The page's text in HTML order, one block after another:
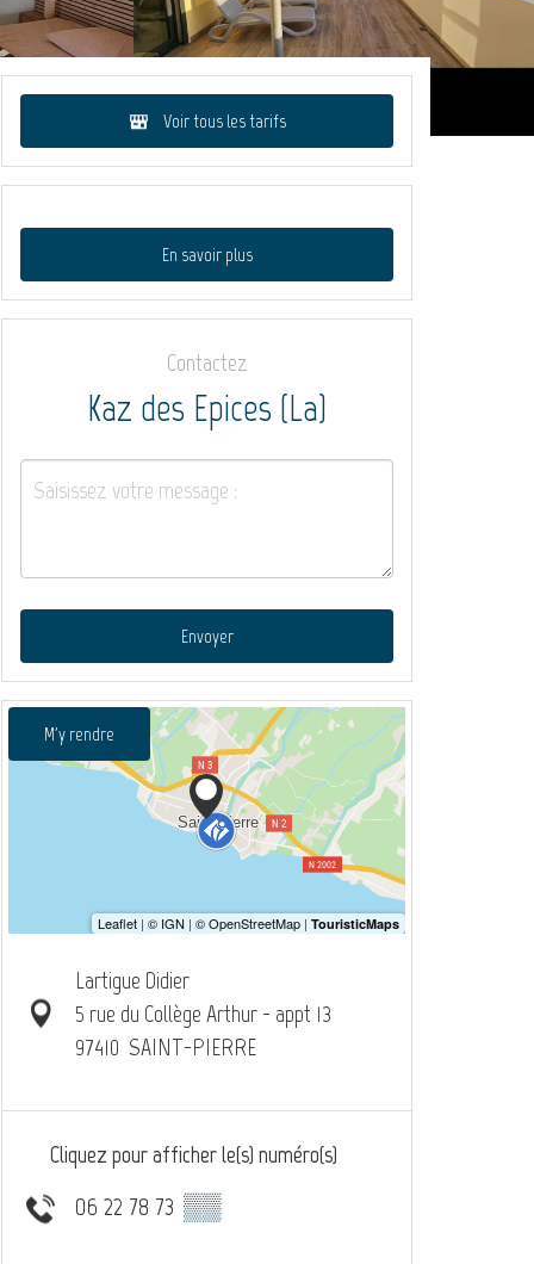
Voir tous les tarifs
En savoir plus
Contactez
Kaz des Epices (La)
Envoyer
M'y rendre
Lartigue Didier
5 rue du Collège Arthur - appt 13
97410 SAINT-PIERRE
Cliquez pour afficher le(s) numéro(s)
06 22 78 73 ▒▒